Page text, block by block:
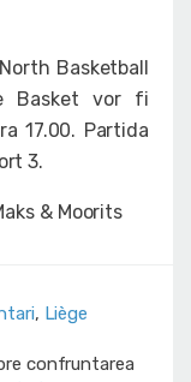
Basketball
Basket vor fi
17.00. Partida
3.
& Moorits
, Liège
confruntarea